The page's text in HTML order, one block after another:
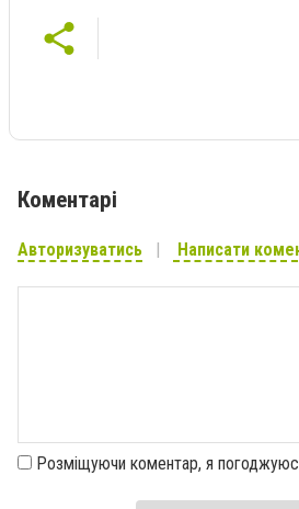
Коментарі
Авторизуватись Написати
Розміщуючи коментар, я